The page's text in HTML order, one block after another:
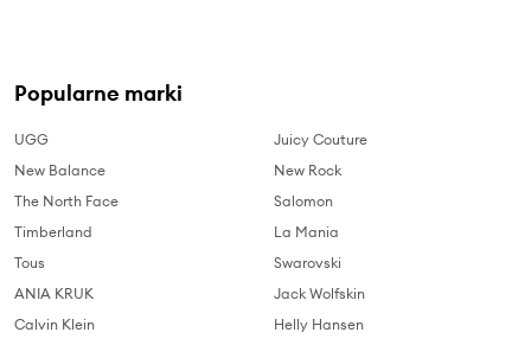
Popularne marki
UGG
New Balance
The North Face
Timberland
Tous
ANIA KRUK
Calvin Klein
Juicy Couture
New Rock
Salomon
La Mania
Swarovski
Jack Wolfskin
Helly Hansen